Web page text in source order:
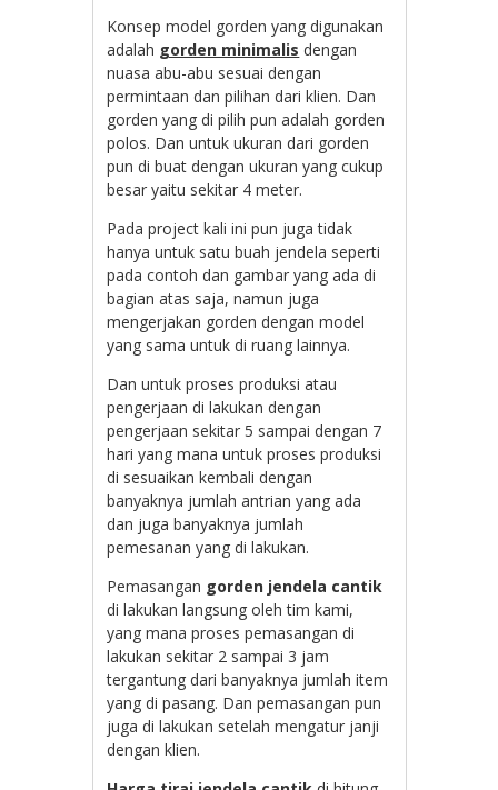
Konsep model gorden yang digunakan
adalah gorden minimalis dengan
nuasa abu-abu sesuai dengan
permintaan dan pilihan dari klien. Dan
gorden yang di pilih pun adalah gorden
polos. Dan untuk ukuran dari gorden
pun di buat dengan ukuran yang cukup
besar yaitu sekitar 4 meter.
Pada project kali ini pun juga tidak
hanya untuk satu buah jendela seperti
pada contoh dan gambar yang ada di
bagian atas saja, namun juga
mengerjakan gorden dengan model
yang sama untuk di ruang lainnya.
Dan untuk proses produksi atau
pengerjaan di lakukan dengan
pengerjaan sekitar 5 sampai dengan 7
hari yang mana untuk proses produksi
di sesuaikan kembali dengan
banyaknya jumlah antrian yang ada
dan juga banyaknya jumlah
pemesanan yang di lakukan.
Pemasangan gorden jendela cantik
di lakukan langsung oleh tim kami,
yang mana proses pemasangan di
lakukan sekitar 2 sampai 3 jam
tergantung dari banyaknya jumlah item
yang di pasang. Dan pemasangan pun
juga di lakukan setelah mengatur janji
dengan klien.